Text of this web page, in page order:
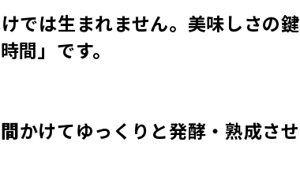
では生まれません。美味しさの鍵
間」です。
かけてゆっくりと発酵・熟成させ